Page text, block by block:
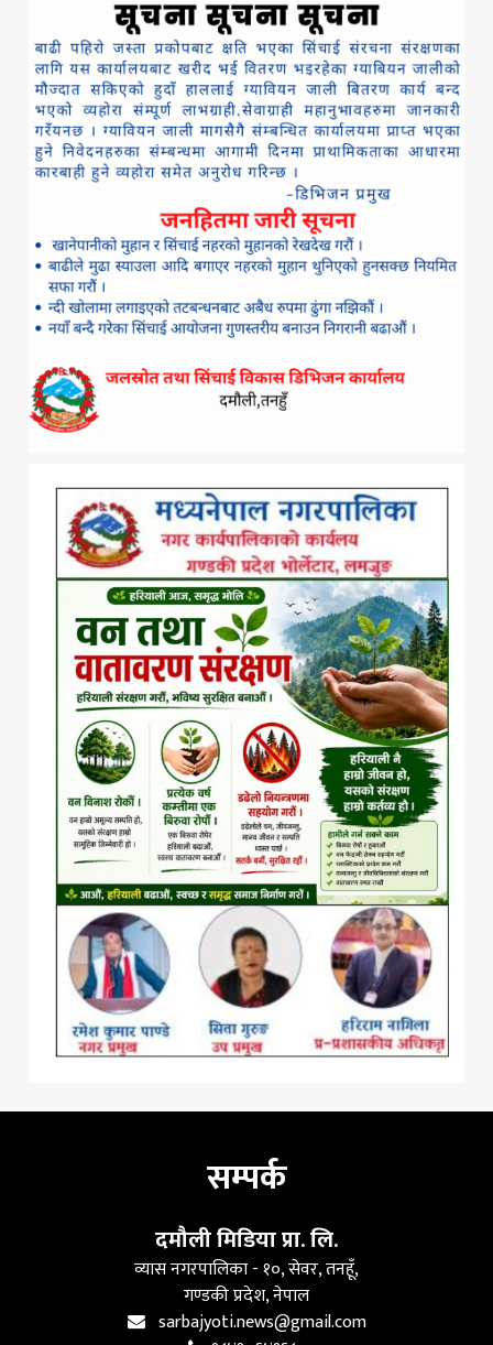
सम्पर्क
दमौली मिडिया प्रा. लि.
व्यास नगरपालिका - १०, सेवर, तनहूँ,
गण्डकी प्रदेश, नेपाल
sarbajyoti.news@gmail.com